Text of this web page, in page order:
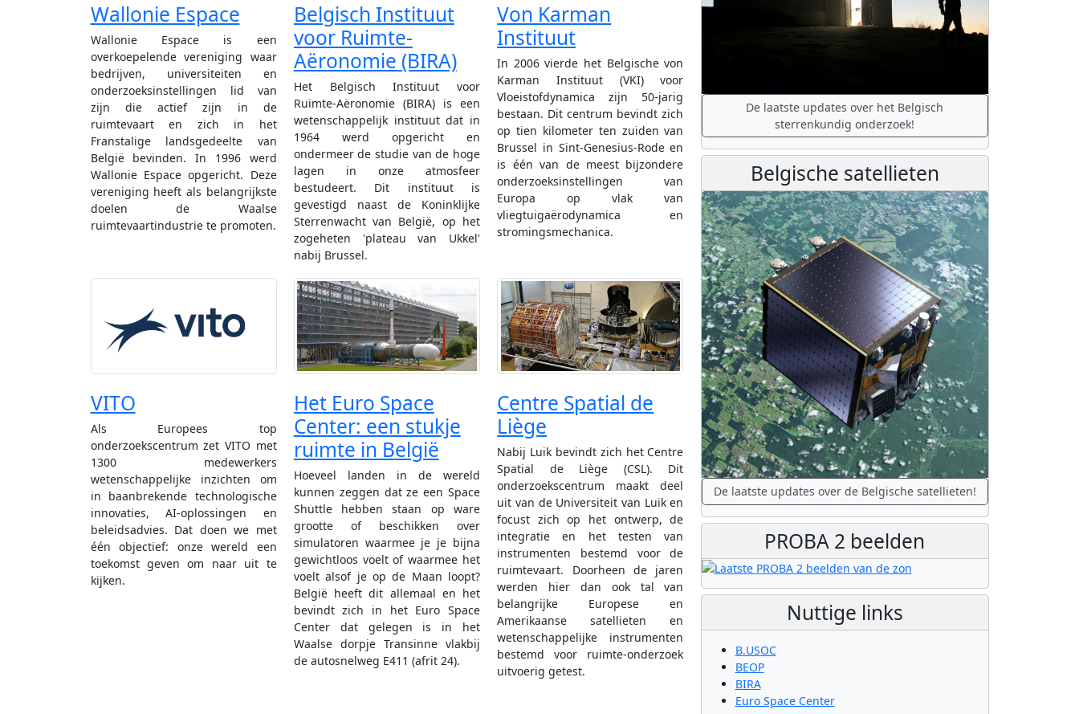
Wallonie Espace
Wallonie Espace is een
overkoepelende vereniging waar
bedrijven, universiteiten en
onderzoeksinstellingen lid van
zijn die actief zijn in de
ruimtevaart en zich in het
Franstalige landsgedeelte van
België bevinden. In 1996 werd
Wallonie Espace opgericht. Deze
vereniging heeft als belangrijkste
doelen de Waalse
ruimtevaartindustrie te promoten.
Belgisch Instituut
voor Ruimte-
Aëronomie (BIRA)
Het Belgisch Instituut voor
Ruimte-Aëronomie (BIRA) is een
wetenschappelijk instituut dat in
1964 werd opgericht en
ondermeer de studie van de hoge
lagen in onze atmosfeer
bestudeert. Dit instituut is
gevestigd naast de Koninklijke
Sterrenwacht van België, op het
zogeheten 'plateau van Ukkel'
nabij Brussel.
Von Karman
Instituut
In 2006 vierde het Belgische von
Karman Instituut (VKI) voor
Vloeistofdynamica zijn 50-jarig
bestaan. Dit centrum bevindt zich
op tien kilometer ten zuiden van
Brussel in Sint-Genesius-Rode en
is één van de meest bijzondere
onderzoeksinstellingen van
Europa op vlak van
vliegtuigaërodynamica en
stromingsmechanica.
VITO
Als Europees top
onderzoekscentrum zet VITO met
1300 medewerkers
wetenschappelijke inzichten om
in baanbrekende technologische
innovaties, AI-oplossingen en
beleidsadvies. Dat doen we met
één objectief: onze wereld een
toekomst geven om naar uit te
kijken.
Het Euro Space
Center: een stukje
ruimte in België
Hoeveel landen in de wereld
kunnen zeggen dat ze een Space
Shuttle hebben staan op ware
grootte of beschikken over
simulatoren waarmee je je bijna
gewichtloos voelt of waarmee het
voelt alsof je op de Maan loopt?
België heeft dit allemaal en het
bevindt zich in het Euro Space
Center dat gelegen is in het
Waalse dorpje Transinne vlakbij
de autosnelweg E411 (afrit 24).
Centre Spatial de
Liège
Nabij Luik bevindt zich het Centre
Spatial de Liège (CSL). Dit
onderzoekscentrum maakt deel
uit van de Universiteit van Luik en
focust zich op het ontwerp, de
integratie en het testen van
instrumenten bestemd voor de
ruimtevaart. Doorheen de jaren
werden hier dan ook tal van
belangrijke Europese en
Amerikaanse satellieten en
wetenschappelijke instrumenten
bestemd voor ruimte-onderzoek
uitvoerig getest.
De laatste updates over het Belgisch
sterrenkundig onderzoek!
Belgische satellieten
De laatste updates over de Belgische satellieten!
PROBA 2 beelden
Nuttige links
B.USOC
BEOP
BIRA
Euro Space Center